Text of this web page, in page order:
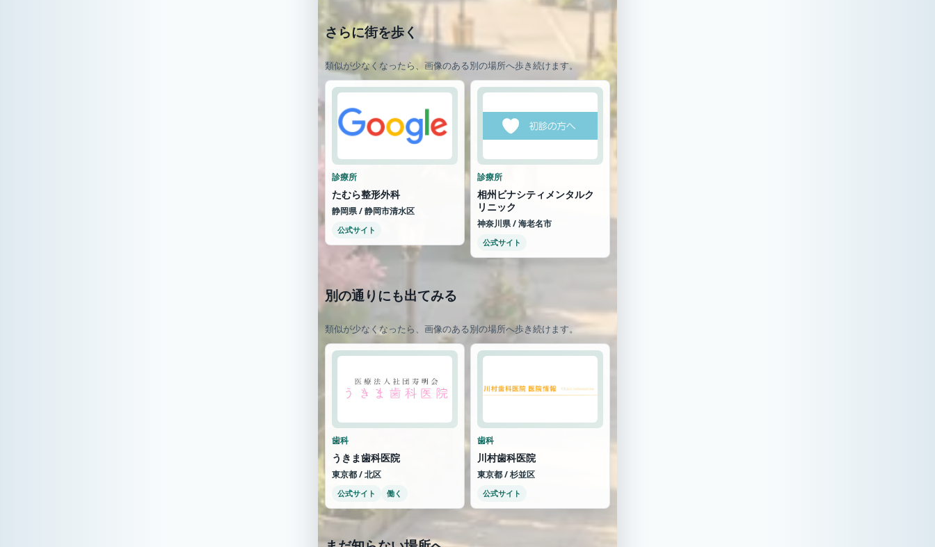
さらに街を歩く
類似が少なくなったら、画像のある別の場所へ歩き続けます。
診療所
たむら整形外科
静岡県 / 静岡市清水区
公式サイト
診療所
相州ビナシティメンタルク
リニック
神奈川県 / 海老名市
公式サイト
別の通りにも出てみる
類似が少なくなったら、画像のある別の場所へ歩き続けます。
歯科
うきま歯科医院
東京都 / 北区
公式サイト 働く
歯科
川村歯科医院
東京都 / 杉並区
公式サイト